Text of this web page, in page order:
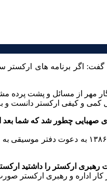
اگر برنامه های
مهر از مسائل و پشت پرده
کمی و کیفی ارکستر دانست
چطور شد که شما بعد
در مهر ماه سال ۱۳۸۶ به
رهبری ارکستر را داشتید
در کار اداره و رهبری